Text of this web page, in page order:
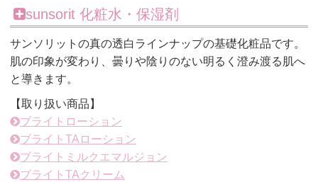
sunsorit 化粧水・保湿剤
サンソリットの真の透白ラインナップの基礎化粧品です。
肌の印象が変わり、曇りや陰りのない明るく澄み渡る肌へ
と導きます。
【取り扱い商品】
ブライトローション
ブライトTAローション
ブライトミルクエマルジョン
ブライトTAクリーム